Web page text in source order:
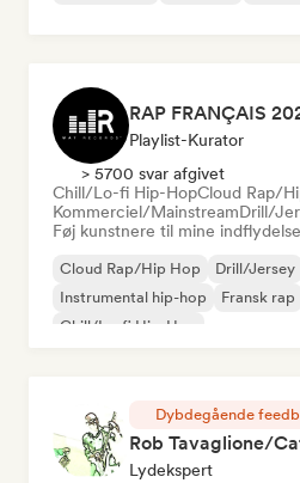
Playlist-Kurator
> 5700 svar afgivet
Chill/Lo-fi Hip-HopCloud Rap/
Kommerciel/MainstreamDrill/
Føj kunstnere til mine
Cloud Rap/Hip Hop Drill/Jersey
Instrumental hip-hop
Fransk rap
Chill/Lo-fi Hip-Hop
Dybdegående
Rob Tavaglione/
Lydekspert